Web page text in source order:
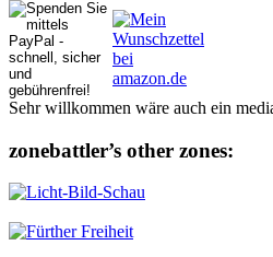
Sehr willkommen wäre auch ein
zonebattler’s other zo­nes: